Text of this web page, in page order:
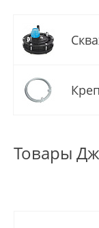
Товары